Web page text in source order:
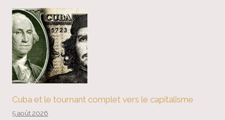
Cuba et le tournant complet vers le capitalisme
5 août 2026